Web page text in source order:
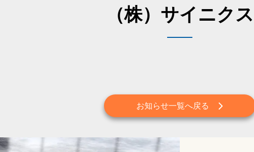
（株）サイニクス
お知らせ一覧へ戻る